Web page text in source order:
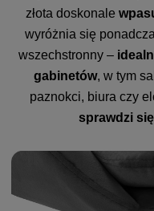
złota doskonale
wyróżnia się
wszechstronny –
gabinetów, w tym
paznokci, biura czy
sprawdzi